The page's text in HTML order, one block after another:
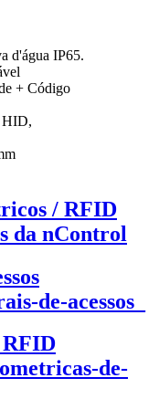
d'água IP65.
+ Código
HID,
/ RFID
RFID